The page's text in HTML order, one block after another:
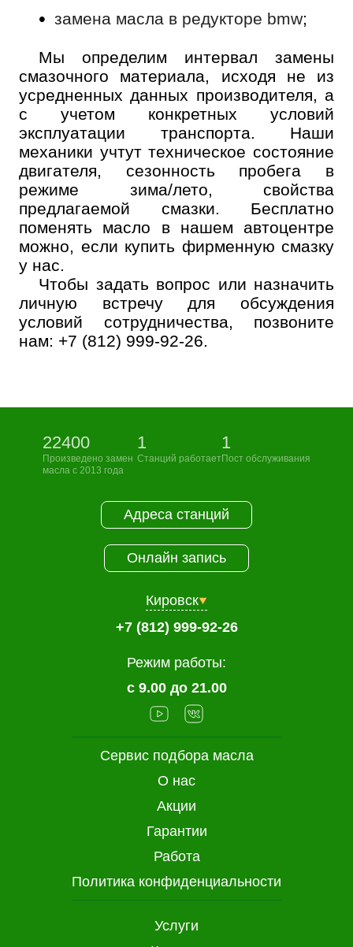
замена масла в редукторе bmw;
Мы определим интервал замены
смазочного материала, исходя не из
усредненных данных производителя, а
с учетом конкретных условий
эксплуатации транспорта. Наши
механики учтут техническое состояние
двигателя, сезонность пробега в
режиме зима/лето, свойства
предлагаемой смазки. Бесплатно
поменять масло в нашем автоцентре
можно, если купить фирменную смазку
у нас.
Чтобы задать вопрос или назначить
личную встречу для обсуждения
условий сотрудничества, позвоните
нам: +7 (812) 999-92-26.
22400
Произведено замен
масла с 2013 года
1
Станций работает
1
Пост обслуживания
Услуги
Сервис подбора масла
О нас
Акции
Гарантии
Работа
Политика конфиденциальности
Адреса станций
Онлайн запись
Кировск
+7 (812) 999-92-26
Режим работы:
с 9.00 до 21.00